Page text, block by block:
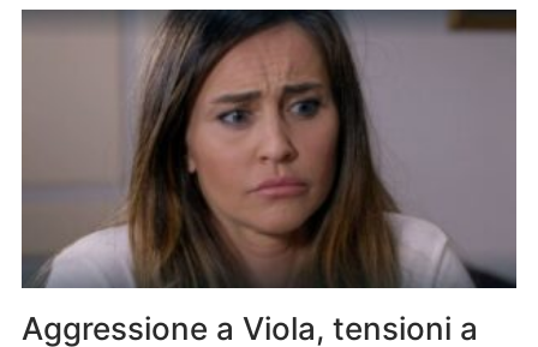
Aggressione a Viola, tensioni a